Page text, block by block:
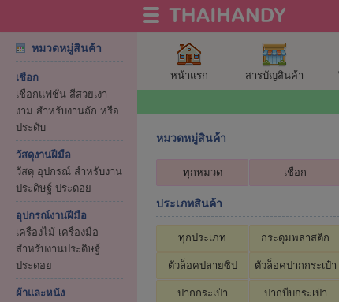
หมวดหมู่สินค้า
เชือก
เชือกแฟชั่น สีสวยเงา
งาม สำหรับงานถัก หรือ
ประดับ
วัสดุงานฝีมือ
วัสดุ อุปกรณ์ สำหรับงาน
ประดิษฐ์ ประดอย
อุปกรณ์งานฝีมือ
เครื่องไม้ เครื่องมือ
สำหรับงานประดิษฐ์
ประดอย
ผ้าและหนัง
หน้าแรก สารบัญสินค้า
หมวดหมู่สินค้า
ทุกหมวด เชือก
ประเภทสินค้า
ทุกประเภท กระดุมพลาสติก
ตัวล็อคปลายซิป ตัวล็อคปากกระเป๋า
ปากกระเป๋า ปากบีบกระเป๋า